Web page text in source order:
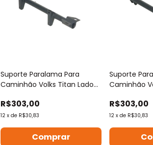
Suporte Paralama Para
Caminhão Volks Titan Lado
R$303,00
12 x de R$30,83
Suporte
Caminhão
R$303,00
12 xde R$30,83